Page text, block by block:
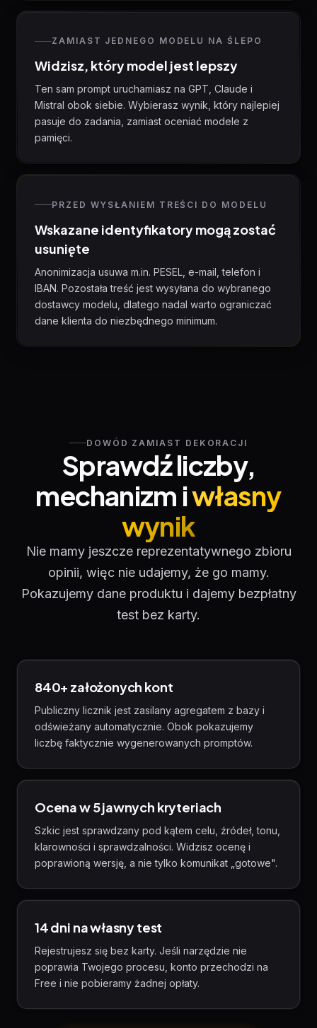
ZAMIAST JEDNEGO MODELU NA ŚLEPO
Widzisz, który model jest lepszy
Ten sam prompt uruchamiasz na GPT, Claude i
Mistral obok siebie. Wybierasz wynik, który najlepiej
pasuje do zadania, zamiast oceniać modele z
pamięci.
PRZED WYSŁANIEM TREŚCI DO MODELU
Wskazane identyfikatory mogą zostać
usunięte
Anonimizacja usuwa m.in. PESEL, e-mail, telefon i
IBAN. Pozostała treść jest wysyłana do wybranego
dostawcy modelu, dlatego nadal warto ograniczać
dane klienta do niezbędnego minimum.
DOWÓD ZAMIAST DEKORACJI
Sprawdź liczby,
mechanizm iwłasny
wynik
Nie mamy jeszcze reprezentatywnego zbioru
opinii, więc nie udajemy, że go mamy.
Pokazujemy dane produktu i dajemy bezpłatny
test bez karty.
840+ założonych kont
Publiczny licznik jest zasilany agregatem z bazy i
odświeżany automatycznie. Obok pokazujemy
liczbę faktycznie wygenerowanych promptów.
Ocena w 5 jawnych kryteriach
Szkic jest sprawdzany pod kątem celu, źródeł, tonu,
klarowności i sprawdzalności. Widzisz ocenę i
poprawioną wersję, a nie tylko komunikat „gotowe".
14 dni na własny test
Rejestrujesz się bez karty. Jeśli narzędzie nie
poprawia Twojego procesu, konto przechodzi na
Free i nie pobieramy żadnej opłaty.